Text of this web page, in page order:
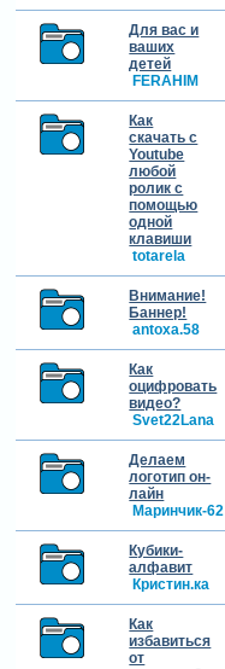
Для вас и
ваших
детей
FERAHIM
Как
скачать с
Youtube
любой
ролик с
помощью
одной
клавиши
totarela
Внимание!
Баннер!
antoxa.58
Как
оцифровать
видео?
Svet22Lana
Делаем
логотип он-
лайн
Маринчик-62
Кубики-
алфавит
Кристин.ка
Как
избавиться
от